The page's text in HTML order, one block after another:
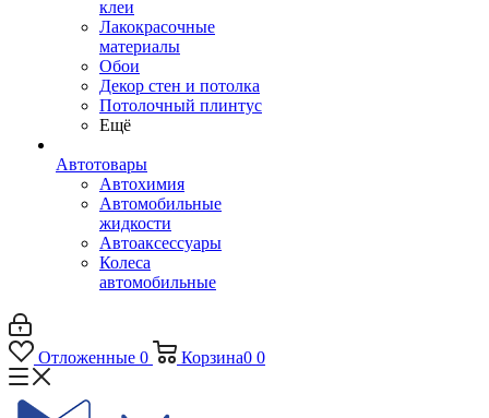
клеи
Лакокрасочные
материалы
Обои
Декор стен и потолка
Потолочный плинтус
Ещё
Автотовары
Автохимия
Автомобильные
жидкости
Автоаксессуары
Колеса
автомобильные
Отложенные 0 Корзина0 0